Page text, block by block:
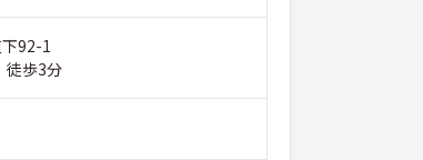
92-1
徒歩3分